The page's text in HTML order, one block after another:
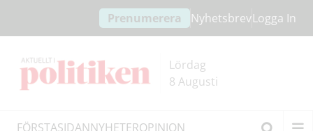
innehållet
headern
Prenumerera NyhetsbrevLogga In
Lördag
8 Augusti
FÖRSTASIDANNYHETEROPINION